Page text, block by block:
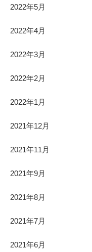
2022年5月
2022年4月
2022年3月
2022年2月
2022年1月
2021年12月
2021年11月
2021年9月
2021年8月
2021年7月
2021年6月